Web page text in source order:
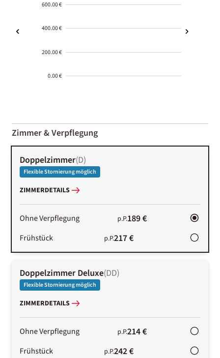
600.00 €
400.00 €
200.00 €
0.00 €
01-02
Zimmer & Verpflegung
Doppelzimmer(D)
Flexible Stornierung möglich
ZIMMERDETAILS
Ohne Verpflegung p.P.189 €
Frühstück p.P.217 €
Doppelzimmer Deluxe(DD)
Flexible Stornierung möglich
ZIMMERDETAILS
Ohne Verpflegung p.P.214 €
Frühstück p.P.242 €